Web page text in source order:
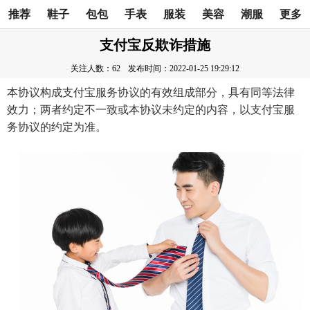
推荐 鞋子 包包 手表 服装 美容 潮服 更多
支付宝反欺诈措施
关注人数：62 发布时间：2022-01-25 19:29:12
本协议构成支付宝服务协议的有效组成部分，具有同等法律
效力；两者约定不一致或本协议未约定的内容，以支付宝服
务协议的约定为准。